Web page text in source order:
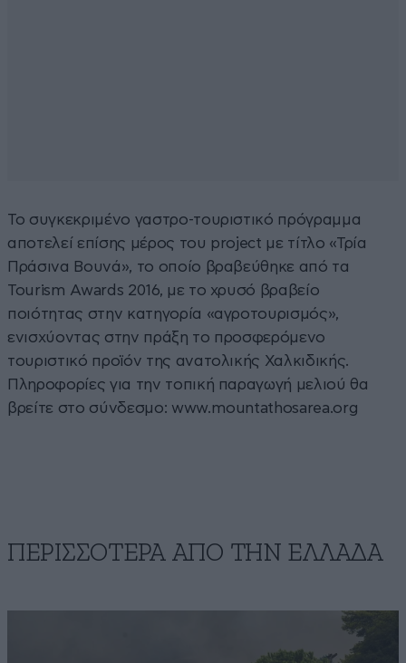
Το συγκεκριμένο γαστρο-τουριστικό πρόγραμμα
αποτελεί επίσης μέρος του project με τίτλο «Τρία
Πράσινα Βουνά», το οποίο βραβεύθηκε από τα
Tourism Awards 2016, με το χρυσό βραβείο
ποιότητας στην κατηγορία «αγροτουρισμός»,
ενισχύοντας στην πράξη το προσφερόμενο
τουριστικό προϊόν της ανατολικής Χαλκιδικής.
Πληροφορίες για την τοπική παραγωγή μελιού θα
βρείτε στο σύνδεσμο: www.mountathosarea.org
ΠΕΡΙΣΣΟΤΕΡΑ ΑΠΟ ΤΗΝ ΕΛΛΑΔΑ